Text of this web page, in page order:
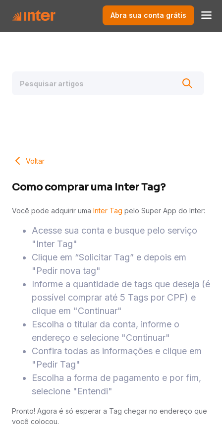
Abra sua conta grátis
Voltar
Como comprar uma Inter Tag?
Você pode adquirir uma Inter Tag pelo Super App do Inter:
Acesse sua conta e busque pelo serviço
"Inter Tag"
Clique em “Solicitar Tag” e depois em
"Pedir nova tag"
Informe a quantidade de tags que deseja (é
possível comprar até 5 Tags por CPF) e
clique em "Continuar"
Escolha o titular da conta, informe o
endereço e selecione "Continuar"
Confira todas as informações e clique em
"Pedir Tag"
Escolha a forma de pagamento e por fim,
selecione "Entendi"
Pronto! Agora é só esperar a Tag chegar no endereço que
você colocou.